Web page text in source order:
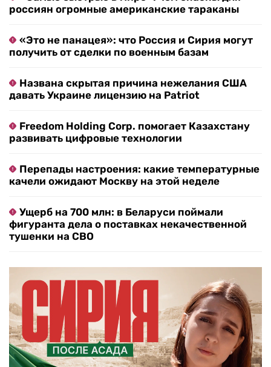
россиян огромные американские тараканы
«Это не панацея»: что Россия и Сирия могут
получить от сделки по военным базам
Названа скрытая причина нежелания США
давать Украине лицензию на Patriot
Freedom Holding Corp. помогает Казахстану
развивать цифровые технологии
Перепады настроения: какие температурные
качели ожидают Москву на этой неделе
Ущерб на 700 млн: в Беларуси поймали
фигуранта дела о поставках некачественной
тушенки на СВО